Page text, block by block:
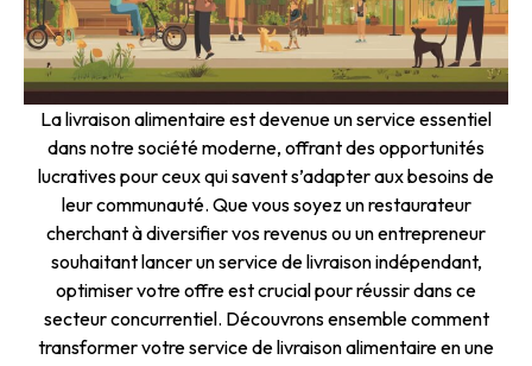
La livraison alimentaire est devenue un service essentiel
dans notre société moderne, offrant des opportunités
lucratives pour ceux qui savent s’adapter aux besoins de
leur communauté. Que vous soyez un restaurateur
cherchant à diversifier vos revenus ou un entrepreneur
souhaitant lancer un service de livraison indépendant,
optimiser votre offre est crucial pour réussir dans ce
secteur concurrentiel. Découvrons ensemble comment
transformer votre service de livraison alimentaire en une